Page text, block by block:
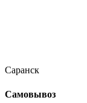
Саранск
Самовывоз